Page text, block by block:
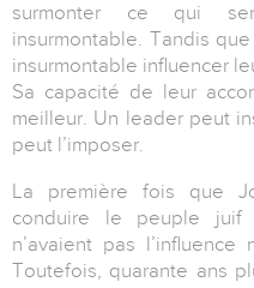
surmonter ce qui
insurmontable. Tandis
insurmontable influencer
Sa capacité de leur
meilleur. Un leader peut
peut l’imposer.
La première fois que
conduire le peuple juif
n’avaient pas
Toutefois, quarante ans